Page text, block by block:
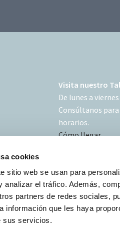
cookies
sitio web se usan para
analizar el tráfico. Además,
partners de redes sociales,
información que les haya
sus servicios.
Visita nuestro
De lunes a viernes
Consúltanos
horarios.
Cómo llegar